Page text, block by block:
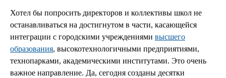
Хотел бы попросить директоров и коллективы школ не
останавливаться на достигнутом в части, касающейся
интеграции с городскими учреждениями высшего
образования, высокотехнологичными предприятиями,
технопарками, академическими институтами. Это очень
важное направление. Да, сегодня созданы десятки